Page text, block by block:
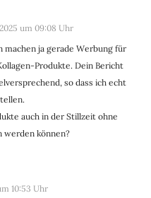
um 09:08 Uhr
machen ja gerade Werbung für
Produkte. Dein Bericht
so dass ich echt
auch in der Stillzeit ohne
werden können?
10:53 Uhr